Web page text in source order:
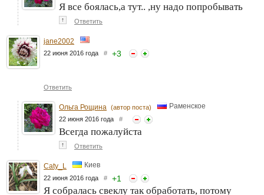
Я все боялась,а тут.. ,ну надо попробывать
↑ Ответить
jane2002
22 июня 2016 года # +3
Ответить
Ольга Рощина (автор поста) Раменское
22 июня 2016 года #
Всегда пожалуйста
↑ Ответить
Caty_L Киев
22 июня 2016 года # +1
Я собралась свеклу так обработать, потому